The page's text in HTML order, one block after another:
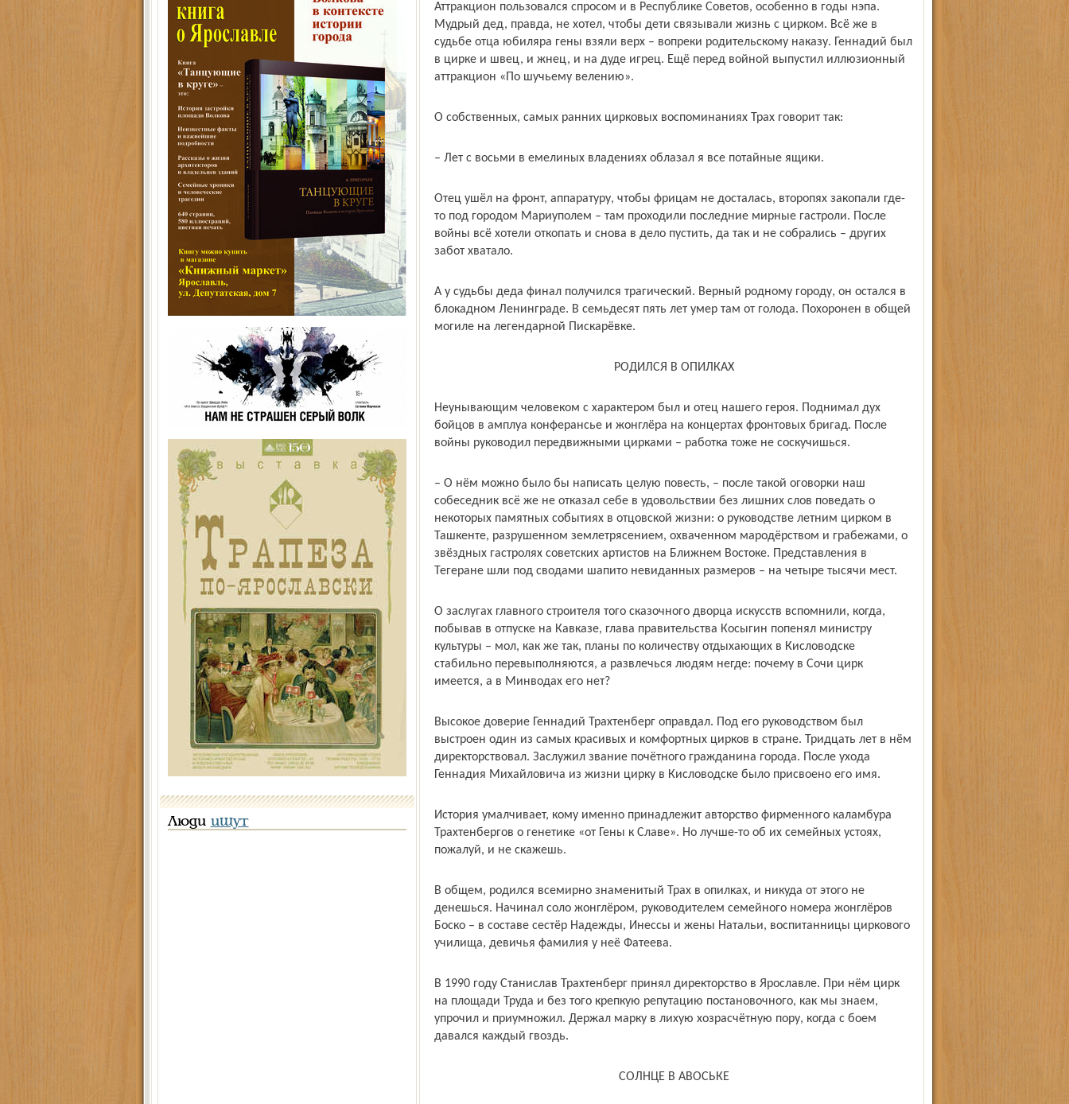
Люди ищут
Аттракцион пользовался спросом и в Республике Советов, особенно в годы нэпа.
Мудрый дед, правда, не хотел, чтобы дети связывали жизнь с цирком. Всё же в
судьбе отца юбиляра гены взяли верх – вопреки родительскому наказу. Геннадий был
в цирке и швец, и жнец, и на дуде игрец. Ещё перед войной выпустил иллюзионный
аттракцион «По шучьему велению».
О собственных, самых ранних цирковых воспоминаниях Трах говорит так:
– Лет с восьми в емелиных владениях облазал я все потайные ящики.
Отец ушёл на фронт, аппаратуру, чтобы фрицам не досталась, второпях закопали где-
то под городом Мариуполем – там проходили последние мирные гастроли. После
войны всё хотели откопать и снова в дело пустить, да так и не собрались – других
забот хватало.
А у судьбы деда финал получился трагический. Верный родному городу, он остался в
блокадном Ленинграде. В семьдесят пять лет умер там от голода. Похоронен в общей
могиле на легендарной Пискарёвке.
РОДИЛСЯ В ОПИЛКАХ
Неунывающим человеком с характером был и отец нашего героя. Поднимал дух
бойцов в амплуа конферансье и жонглёра на концертах фронтовых бригад. После
войны руководил передвижными цирками – работка тоже не соскучишься.
– О нём можно было бы написать целую повесть, – после такой оговорки наш
собеседник всё же не отказал себе в удовольствии без лишних слов поведать о
некоторых памятных событиях в отцовской жизни: о руководстве летним цирком в
Ташкенте, разрушенном землетрясением, охваченном мародёрством и грабежами, о
звёздных гастролях советских артистов на Ближнем Востоке. Представления в
Тегеране шли под сводами шапито невиданных размеров – на четыре тысячи мест.
О заслугах главного строителя того сказочного дворца искусств вспомнили, когда,
побывав в отпуске на Кавказе, глава правительства Косыгин попенял министру
культуры – мол, как же так, планы по количеству отдыхающих в Кисловодске
стабильно перевыполняются, а развлечься людям негде: почему в Сочи цирк
имеется, а в Минводах его нет?
Высокое доверие Геннадий Трахтенберг оправдал. Под его руководством был
выстроен один из самых красивых и комфортных цирков в стране. Тридцать лет в нём
директорствовал. Заслужил звание почётного гражданина города. После ухода
Геннадия Михайловича из жизни цирку в Кисловодске было присвоено его имя.
История умалчивает, кому именно принадлежит авторство фирменного каламбура
Трахтенбергов о генетике «от Гены к Славе». Но лучше-то об их семейных устоях,
пожалуй, и не скажешь.
В общем, родился всемирно знаменитый Трах в опилках, и никуда от этого не
денешься. Начинал соло жонглёром, руководителем семейного номера жонглёров
Боско – в составе сестёр Надежды, Инессы и жены Натальи, воспитанницы циркового
училища, девичья фамилия у неё Фатеева.
В 1990 году Станислав Трахтенберг принял директорство в Ярославле. При нём цирк
на площади Труда и без того крепкую репутацию постановочного, как мы знаем,
упрочил и приумножил. Держал марку в лихую хозрасчётную пору, когда с боем
давался каждый гвоздь.
СОЛНЦЕ В АВОСЬКЕ